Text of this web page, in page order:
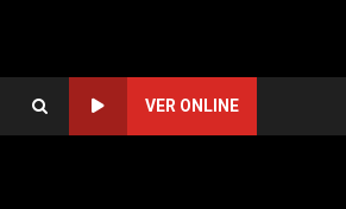
VER ONLINE